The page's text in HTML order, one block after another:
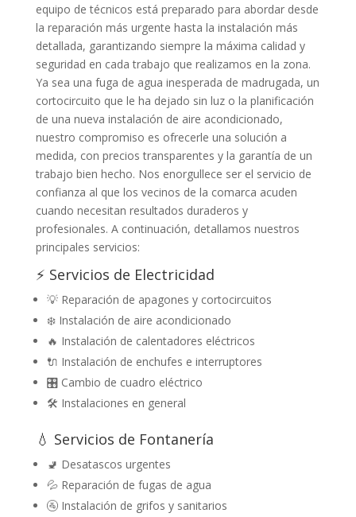
equipo de técnicos está preparado para abordar desde
la reparación más urgente hasta la instalación más
detallada, garantizando siempre la máxima calidad y
seguridad en cada trabajo que realizamos en la zona.
Ya sea una fuga de agua inesperada de madrugada, un
cortocircuito que le ha dejado sin luz o la planificación
de una nueva instalación de aire acondicionado,
nuestro compromiso es ofrecerle una solución a
medida, con precios transparentes y la garantía de un
trabajo bien hecho. Nos enorgullece ser el servicio de
confianza al que los vecinos de la comarca acuden
cuando necesitan resultados duraderos y
profesionales. A continuación, detallamos nuestros
principales servicios:
⚡ Servicios de Electricidad
💡 Reparación de apagones y cortocircuitos
❄️ Instalación de aire acondicionado
🔥 Instalación de calentadores eléctricos
🔌 Instalación de enchufes e interruptores
🎛️ Cambio de cuadro eléctrico
🛠️ Instalaciones en general
💧 Servicios de Fontanería
🚽 Desatascos urgentes
💦 Reparación de fugas de agua
🚰 Instalación de grifos y sanitarios